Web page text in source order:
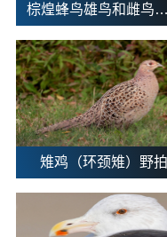
棕煌蜂鸟雄鸟和雌鸟野拍
雉鸡（环颈雉）野拍